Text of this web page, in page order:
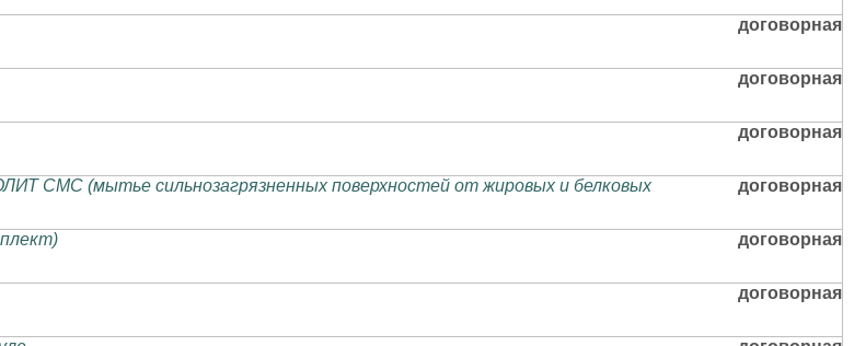
договорная
договорная
договорная
СМС (мытье сильнозагрязненных поверхностей от жировых и белковых
договорная
договорная
договорная